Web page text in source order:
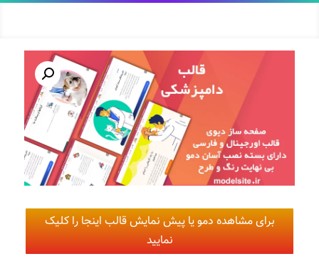
برای مشاهده دمو یا پیش نمایش قالب اینجا را کلیک
نمایید